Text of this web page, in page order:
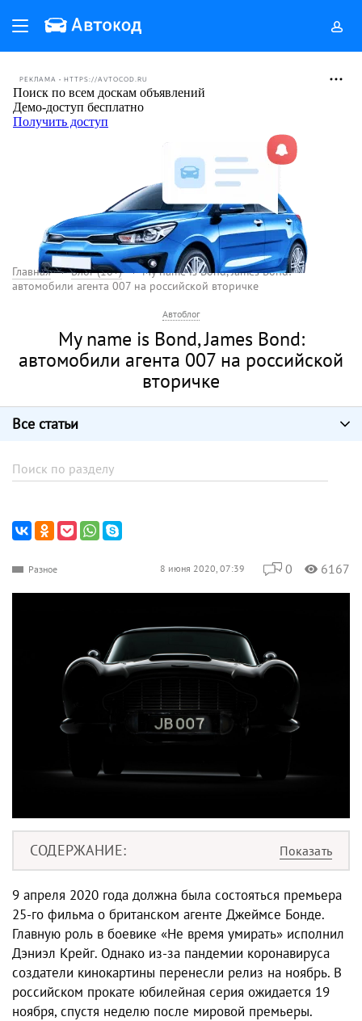
РЕКЛАМА • HTTPS://AVTOCOD.RU
Главная Блог (18+)
My name is Bond, James Bond:
автомобили агента 007 на российской вторичке
Автоблог
My name is Bond, James Bond:
автомобили агента 007 на российской
вторичке
Все статьи
Разное 8 июня 2020, 07:39 0 6167
СОДЕРЖАНИЕ
9 апреля 2020 года должна была состояться премьера
25-го фильма о британском агенте Джеймсе Бонде.
Главную роль в боевике «Не время умирать» исполнил
Дэниэл Крейг. Однако из-за пандемии коронавируса
создатели кинокартины перенесли релиз на ноябрь. В
российском прокате юбилейная серия ожидается 19
ноября, спустя неделю после мировой премьеры.